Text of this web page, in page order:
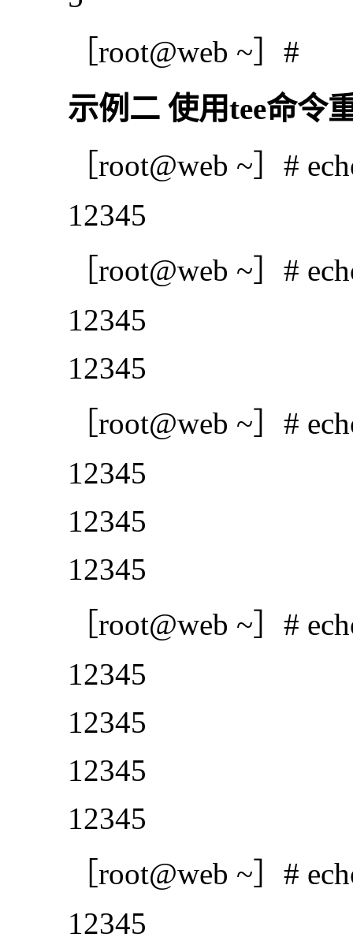
［root@web ~］#
示例二 使用tee命令
［root@web ~］#
12345
［root@web ~］#
12345
12345
［root@web ~］#
12345
12345
12345
［root@web ~］#
12345
12345
12345
12345
［root@web ~］#
12345